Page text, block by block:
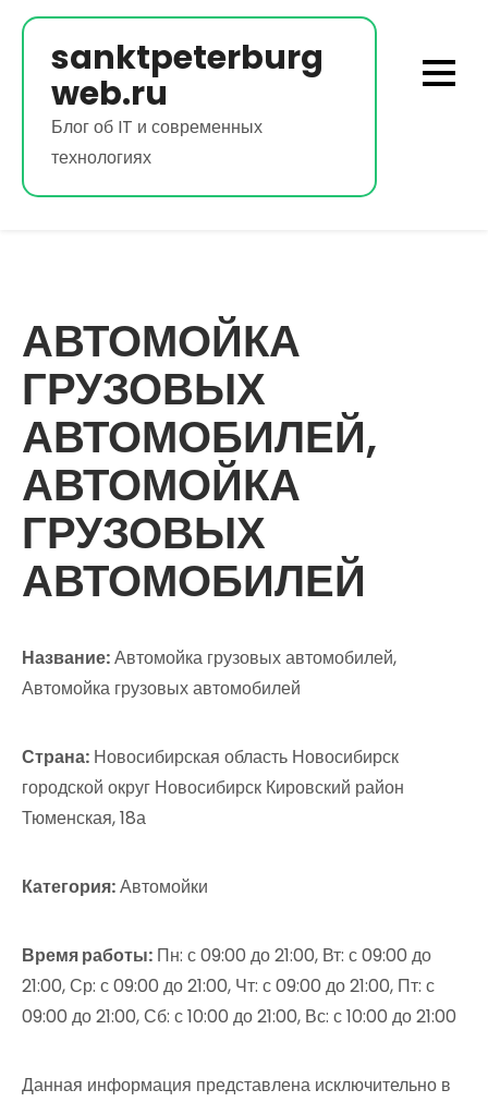
Перейти
содержимому
sanktpeterburg
web.ru
Блог об IT и современных
технологиях
АВТОМОЙКА
ГРУЗОВЫХ
АВТОМОБИЛЕЙ,
АВТОМОЙКА
ГРУЗОВЫХ
АВТОМОБИЛЕЙ
Название:Автомойка грузовых автомобилей,
Автомойка грузовых автомобилей
Страна: Новосибирская область Новосибирск
городской округ Новосибирск Кировский район
Тюменская, 18а
Категория:Автомойки
Время работы: Пн: с 09:00 до 21:00, Вт: с 09:00 до
21:00, Ср: с 09:00 до 21:00, Чт: с 09:00 до 21:00, Пт: с
09:00 до 21:00, Сб: с 10:00 до 21:00, Вс: с 10:00 до 21:00
Данная информация представлена исключительно в